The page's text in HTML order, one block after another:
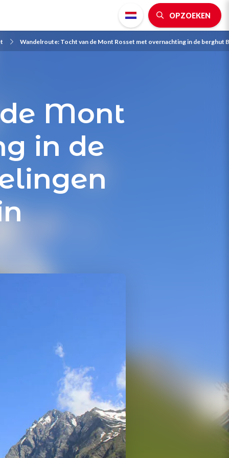
OPZOEKEN
Wandelroute: Tocht van de Mont Rosset met overnachting in de berghut
Mont
in de